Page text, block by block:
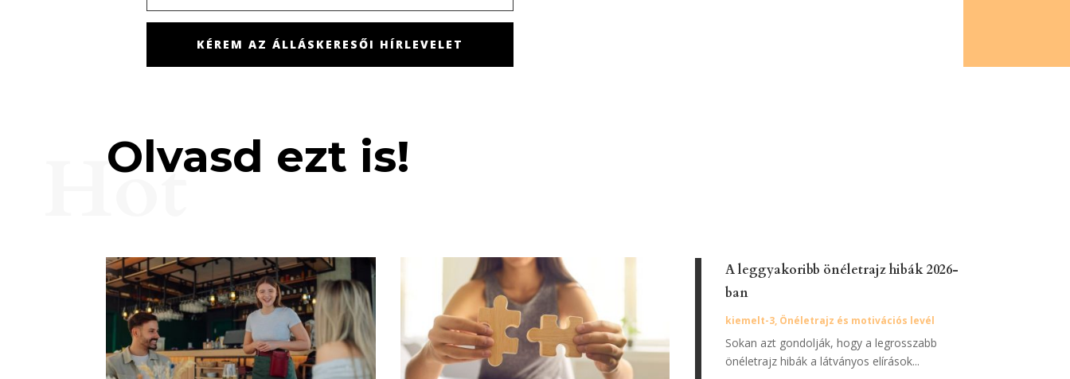
KÉREM AZ ÁLLÁSKERESŐI HÍRLEVELET
Olvasd ezt is!
Hot
A leggyakoribb önéletrajz hibák 2026-
ban
kiemelt-3, Önéletrajz és motivációs levél
Sokan azt gondolják, hogy a legrosszabb
önéletrajz hibák a látványos elírások...